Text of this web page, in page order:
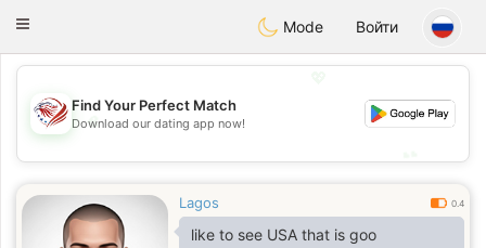
Dating
Toggle
Mode Войти
💖
💕
Find Your Perfect Match
Download our dating app now!
Lagos 0.4
like to see USA that is goo